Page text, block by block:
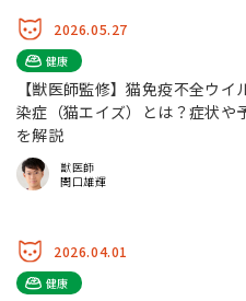
2026.05.27
健康
【獣医師監修】猫免疫不全ウイ
染症（猫エイズ）とは？症状や
を解説
獣医師
関口雄輝
2026.04.01
健康